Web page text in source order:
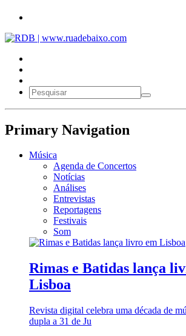
Primary Navigation
Música
Agenda de Concertos
Notícias
Análises
Entrevistas
Reportagens
Festivais
Som
Rimas e Batidas lança
Lisboa
Revista digital celebra uma década de
dupla a 31 de Ju